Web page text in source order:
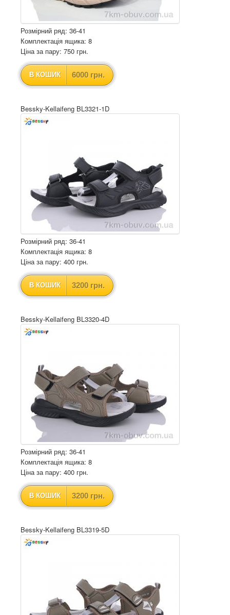
Розмірний ряд: 36-41
Комплектація ящика: 8
Ціна за пару: 750 грн.
В КОШИК 6000 грн.
Bessky-Kellaifeng BL3321-1D
Розмірний ряд: 36-41
Комплектація ящика: 8
Ціна за пару: 400 грн.
В КОШИК 3200 грн.
Bessky-Kellaifeng BL3320-4D
Розмірний ряд: 36-41
Комплектація ящика: 8
Ціна за пару: 400 грн.
В КОШИК 3200 грн.
Bessky-Kellaifeng BL3319-5D